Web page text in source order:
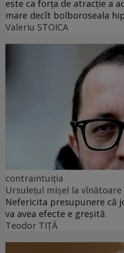
este ca forța de atracție a
mare decît bolboroseala
Valeriu STOICA
contraintuiția
Ursulețul mișel la
Nefericita presupunere că
va avea efecte e greșită.
Teodor TIŢĂ